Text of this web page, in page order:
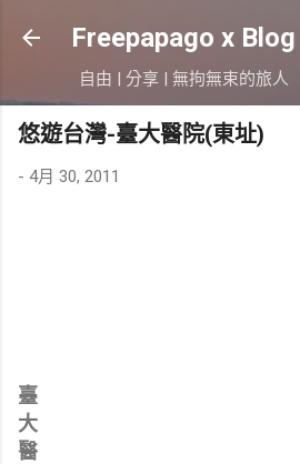
跳到主要內容
Freepapago x Blog
自由 | 分享 | 無拘無束的旅人
悠遊台灣-臺大醫院(東址)
- 4月 30, 2011
臺
大
醫